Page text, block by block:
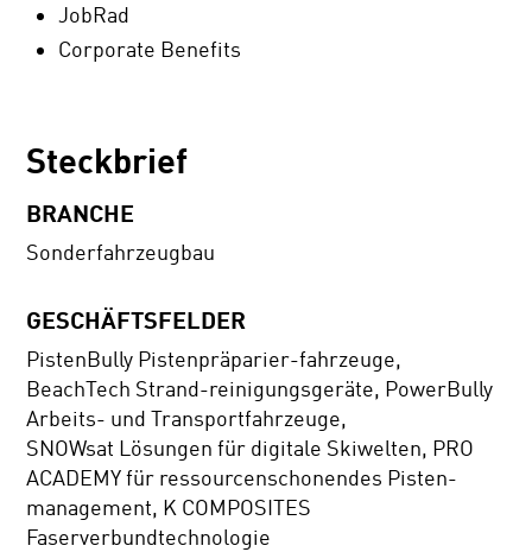
JobRad
Corporate Benefits
Steckbrief
BRANCHE
Sonderfahrzeugbau
GESCHÄFTSFELDER
PistenBully Pistenpräparier-fahrzeuge,
BeachTech Strand-reinigungsgeräte, PowerBully
Arbeits- und Transportfahrzeuge,
SNOWsat Lösungen für digitale Skiwelten, PRO
ACADEMY für ressourcenschonendes Pisten-
management, K COMPOSITES
Faserverbundtechnologie